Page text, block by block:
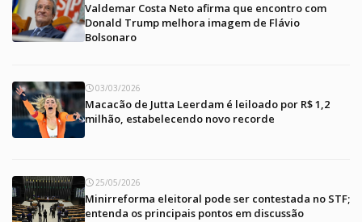
Valdemar Costa Neto afirma que encontro com
Donald Trump melhora imagem de Flávio
Bolsonaro
03/03/2026
Macacão de Jutta Leerdam é leiloado por R$ 1,2
milhão, estabelecendo novo recorde
25/05/2026
Minirreforma eleitoral pode ser contestada no STF;
entenda os principais pontos em discussão